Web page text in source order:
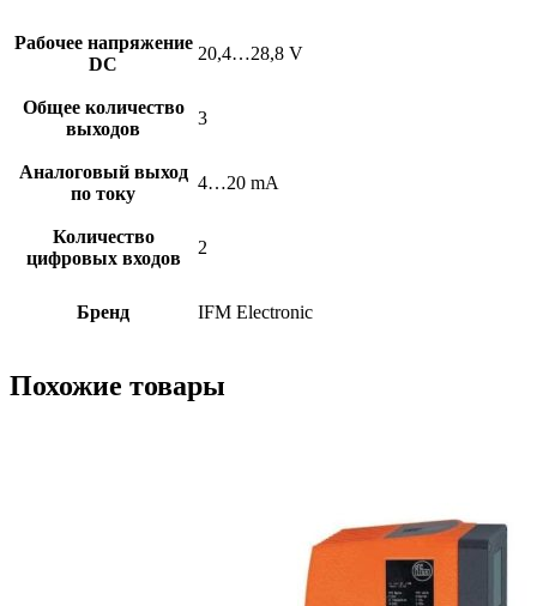
Рабочее напряжение
DC
20,4…28,8 V
Общее количество
выходов
3
Аналоговый выход
по току
4…20 mA
Количество
цифровых входов
2
Бренд IFM Electronic
Похожие товары